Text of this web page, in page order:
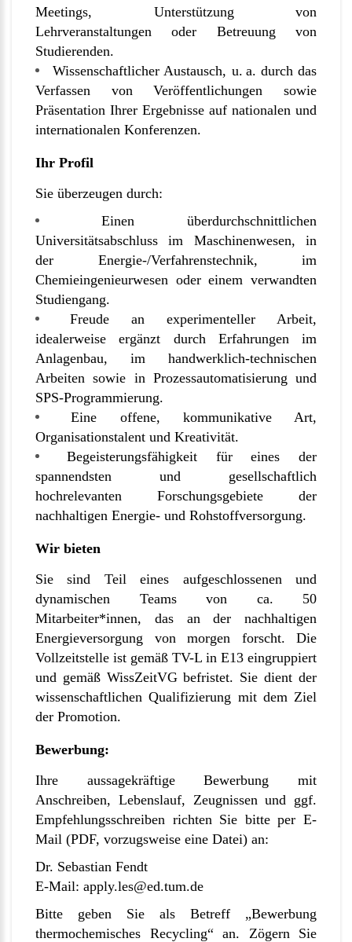
Meetings, Unterstützung von
Lehrveranstaltungen oder Betreuung von
Studierenden.
Wissenschaftlicher Austausch, u. a. durch das
Verfassen von Veröffentlichungen sowie
Präsentation Ihrer Ergebnisse auf nationalen und
internationalen Konferenzen.
Ihr Profil
Sie überzeugen durch:
Einen überdurchschnittlichen
Universitätsabschluss im Maschinenwesen, in
der Energie-/Verfahrenstechnik, im
Chemieingenieurwesen oder einem verwandten
Studiengang.
Freude an experimenteller Arbeit,
idealerweise ergänzt durch Erfahrungen im
Anlagenbau, im handwerklich-technischen
Arbeiten sowie in Prozessautomatisierung und
SPS-Programmierung.
Eine offene, kommunikative Art,
Organisationstalent und Kreativität.
Begeisterungsfähigkeit für eines der
spannendsten und gesellschaftlich
hochrelevanten Forschungsgebiete der
nachhaltigen Energie- und Rohstoffversorgung.
Wir bieten
Sie sind Teil eines aufgeschlossenen und
dynamischen Teams von ca. 50
Mitarbeiter*innen, das an der nachhaltigen
Energieversorgung von morgen forscht. Die
Vollzeitstelle ist gemäß TV-L in E13 eingruppiert
und gemäß WissZeitVG befristet. Sie dient der
wissenschaftlichen Qualifizierung mit dem Ziel
der Promotion.
Bewerbung:
Ihre aussagekräftige Bewerbung mit
Anschreiben, Lebenslauf, Zeugnissen und ggf.
Empfehlungsschreiben richten Sie bitte per E-
Mail (PDF, vorzugsweise eine Datei) an:
Dr. Sebastian Fendt
E-Mail: apply.les@ed.tum.de
Bitte geben Sie als Betreff „Bewerbung
thermochemisches Recycling“ an. Zögern Sie